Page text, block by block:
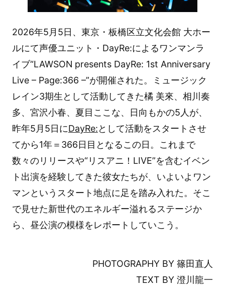
2026年5月5日、東京・板橋区立文化会館 大ホー
ルにて声優ユニット・DayRe:によるワンマンラ
イブ“LAWSON presents DayRe: 1st Anniversary
Live – Page:366 –”が開催された。ミュージック
レイン3期生として活動してきた橘 美來、相川奏
多、宮沢小春、夏目ここな、日向もかの5人が、
昨年5月5日にDayRe:として活動をスタートさせ
てから1年＝366日目となるこの日。これまで
数々のリリースや“リスアニ！LIVE”を含むイベン
ト出演を経験してきた彼女たちが、いよいよワン
マンというスタート地点に足を踏み入れた。そこ
で見せた新世代のエネルギー溢れるステージか
ら、昼公演の模様をレポートしていこう。
PHOTOGRAPHY BY 篠田直人
TEXT BY 澄川龍一